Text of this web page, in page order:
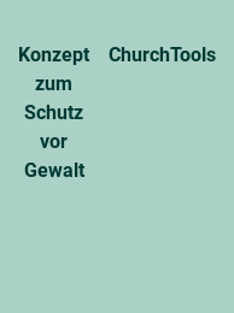
Konzept
zum
Schutz
vor
Gewalt
ChurchTools